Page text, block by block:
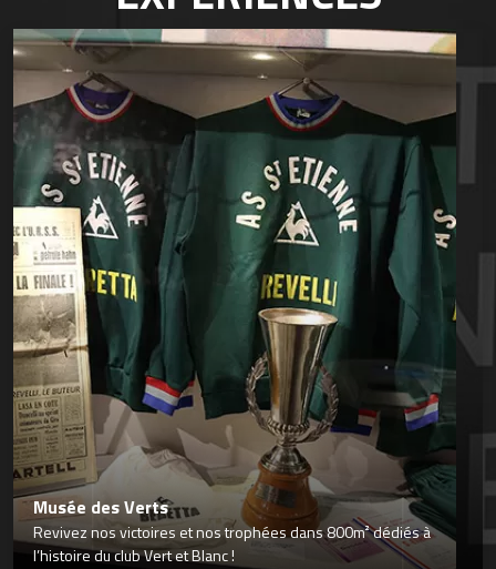
Musée des Verts
Revivez nos victoires et nos trophées dans 800m² dédiés à
l’histoire du club Vert et Blanc !